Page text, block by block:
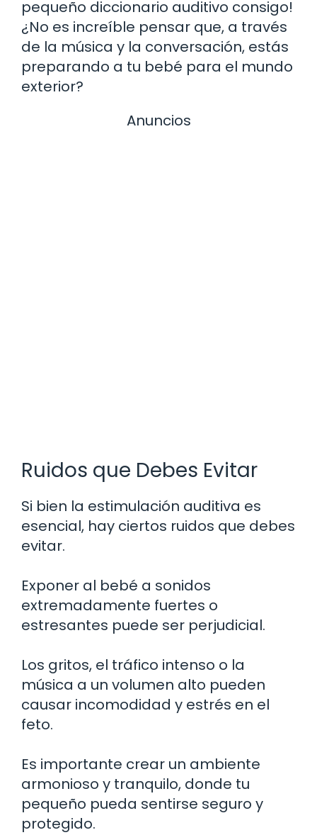
pequeño diccionario auditivo consigo!
¿No es increíble pensar que, a través
de la música y la conversación, estás
preparando a tu bebé para el mundo
exterior?
Anuncios
Ruidos que Debes Evitar
Si bien la estimulación auditiva es
esencial, hay ciertos ruidos que debes
evitar.
Exponer al bebé a sonidos
extremadamente fuertes o
estresantes puede ser perjudicial.
Los gritos, el tráfico intenso o la
música a un volumen alto pueden
causar incomodidad y estrés en el
feto.
Es importante crear un ambiente
armonioso y tranquilo, donde tu
pequeño pueda sentirse seguro y
protegido.